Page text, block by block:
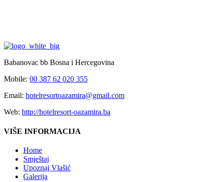
Babanovac bb Bosna i Hercegovina
Mobile: 00 387 62 020 355
Email: hotelresortoazamira@gmail.com
Web: http://hotelresort-oazamira.ba
VIŠE INFORMACIJA
Home
Smještaj
Upoznaj Vlašić
Galerija